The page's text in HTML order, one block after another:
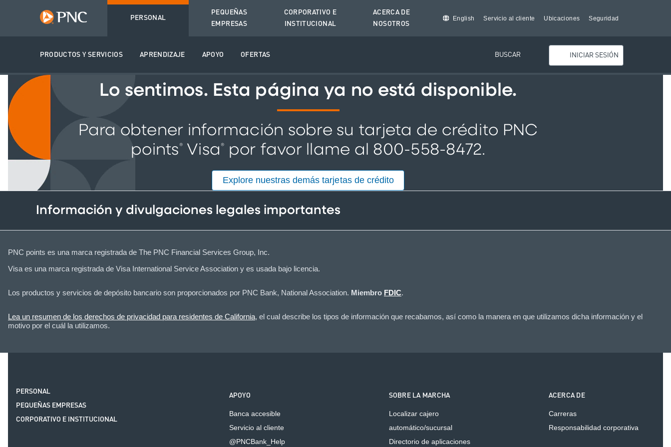
PERSONAL
PRODUCTOS Y SERVICIOS APRENDIZAJE APOYO OFERTAS
PEQUEÑAS
EMPRESAS
CORPORATIVO E
INSTITUCIONAL
ACERCA DE
NOSOTROS
English Servicio al cliente Ubicaciones Seguridad
BUSCAR INICIAR SESIÓN
Lo sentimos. Esta página ya no está disponible.
Para obtener información sobre su tarjeta de crédito PNC
points®Visa® por favor llame al 800-558-8472.
Explore nuestras demás tarjetas de crédito
Información y divulgaciones legales importantes
PNC points es una marca registrada de The PNC Financial Services Group, Inc.
Visa es una marca registrada de Visa International Service Association y es usada bajo licencia.
Los productos y servicios de depósito bancario son proporcionados por PNC Bank, National Association. Miembro FDIC.
Lea un resumen de los derechos de privacidad para residentes de California, el cual describe los tipos de información que recabamos, así como la manera en que utilizamos dicha información y el
motivo por el cuál la utilizamos.
PERSONAL
PEQUEÑAS EMPRESAS
CORPORATIVO E INSTITUCIONAL
APOYO
Banca accesible
Servicio al cliente
@PNCBank_Help
SOBRE LA MARCHA
Localizar cajero
automático/sucursal
Directorio de aplicaciones
ACERCA DE
Carreras
Responsabilidad corporativa